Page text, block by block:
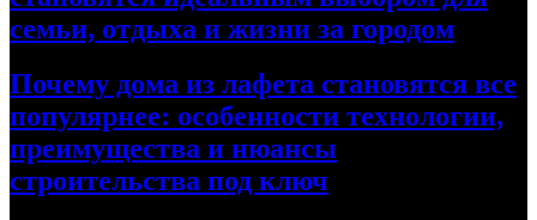
семьи, отдыха и жизни за городом
Почему дома из лафета становятся все
популярнее: особенности технологии,
преимущества и нюансы
строительства под ключ